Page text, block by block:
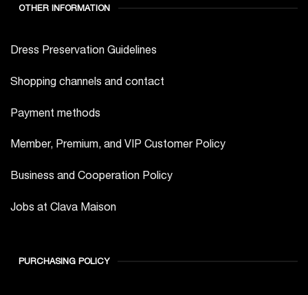
OTHER INFORMATION
Dress Preservation Guidelines
Shopping channels and contact
Payment methods
Member, Premium, and VIP Customer Policy
Business and Cooperation Policy
Jobs at Clava Maison
PURCHASING POLICY